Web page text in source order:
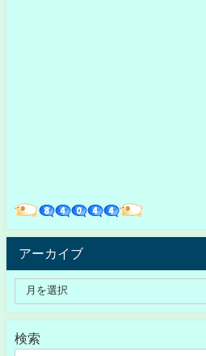
アーカイブ
検索